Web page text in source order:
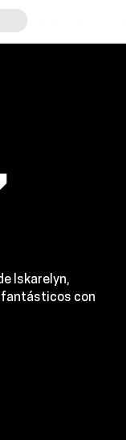
Iskarelyn,
fantásticos con